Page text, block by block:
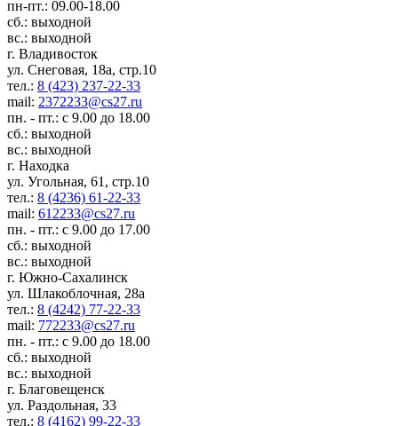
пн-пт.: 09.00-18.00
сб.: выходной
вс.: выходной
г. Владивосток
ул. Снеговая, 18а, стр.10
тел.: 8 (423) 237-22-33
mail: 2372233@cs27.ru
пн. - пт.: с 9.00 до 18.00
сб.: выходной
вс.: выходной
г. Находка
ул. Угольная, 61, стр.10
тел.: 8 (4236) 61-22-33
mail: 612233@cs27.ru
пн. - пт.: с 9.00 до 17.00
сб.: выходной
вс.: выходной
г. Южно-Сахалинск
ул. Шлакоблочная, 28а
тел.: 8 (4242) 77-22-33
mail: 772233@cs27.ru
пн. - пт.: с 9.00 до 18.00
сб.: выходной
вс.: выходной
г. Благовещенск
ул. Раздольная, 33
тел.: 8 (4162) 99-22-33